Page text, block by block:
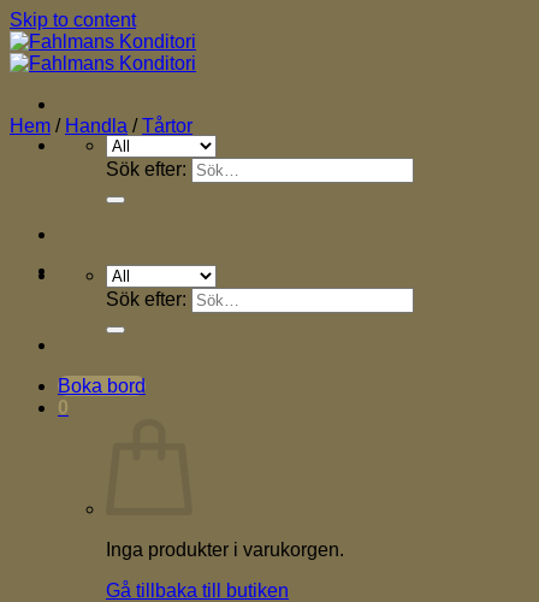
Skip to content
Sök efter:
Sök efter:
Boka bord
0
Inga produkter i varukorgen.
Gå tillbaka till butiken
Hem / Handla / Tårtor